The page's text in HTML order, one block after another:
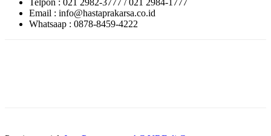
Email : info@hastaprakarsa.co.id
Whatsaap : 0878-8459-4222